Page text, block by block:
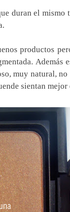
duran el mismo
productos
muy natural,
sientan